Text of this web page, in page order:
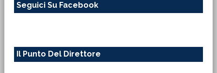
sito
Seguici Su Facebook
Il Punto Del Direttore